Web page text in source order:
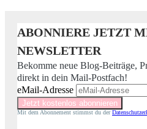
ABONNIERE JETZT
NEWSLETTER
Bekomme neue Blog-Beiträge,
direkt in dein Mail-Postfach!
eMail-Adresse
Mit dem Abonnement stimmst du der